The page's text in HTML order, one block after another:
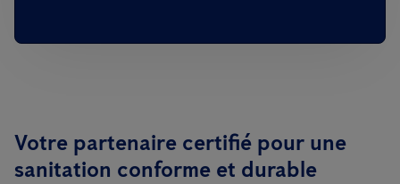
Votre partenaire certifié pour une
sanitation conforme et durable